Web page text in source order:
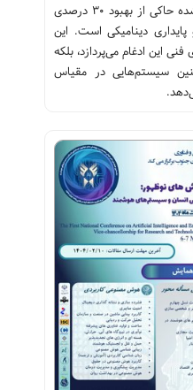
این، نتایج شبیه‌سازی‌های انجام‌شده حاکی از بهبود ۳۰ درصدی
دینامیکی است. این
این ادغام می‌پردازد، بلکه
سیستم‌هایی در مقیاس